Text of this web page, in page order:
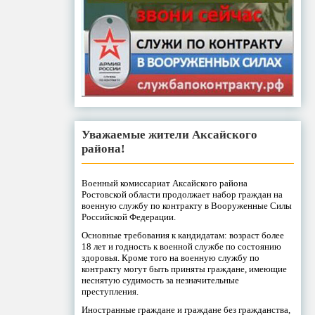
Уважаемые жители Аксайского
района!
Военный комиссариат Аксайского района
Ростовской области продолжает набор граждан на
военную службу по контракту в Вооруженные Силы
Российской Федерации.
Основные требования к кандидатам: возраст более
18 лет и годность к военной службе по состоянию
здоровья. Кроме того на военную службу по
контракту могут быть приняты граждане, имеющие
неснятую судимость за незначительные
преступления.
Иностранные граждане и граждане без гражданства,